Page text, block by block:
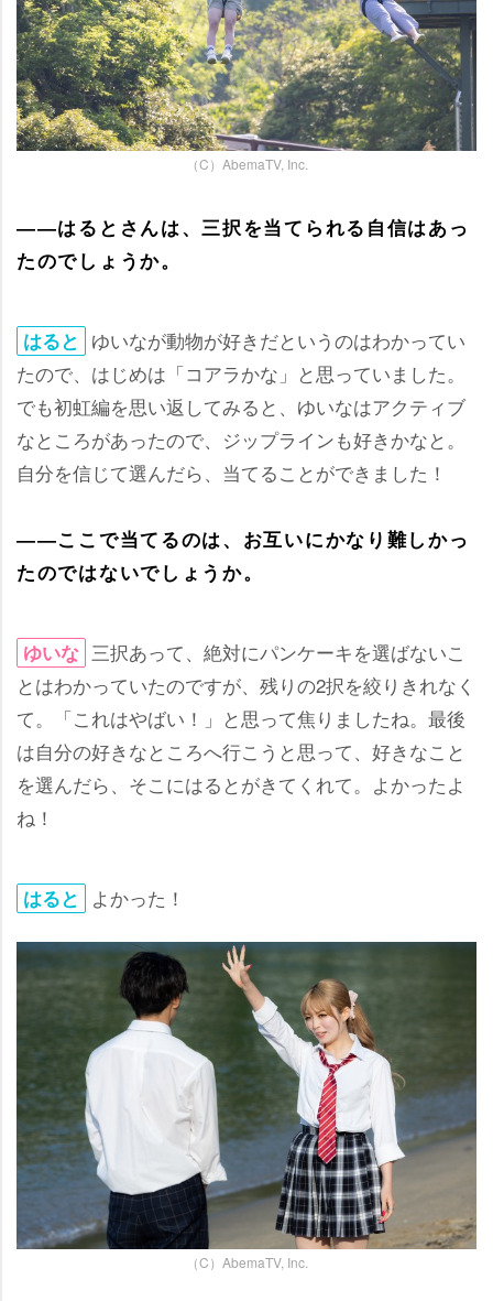
（C）AbemaTV, Inc.
――はるとさんは、三択を当てられる自信はあっ
たのでしょうか。
はると ゆいなが動物が好きだというのはわかってい
たので、はじめは「コアラかな」と思っていました。
でも初虹編を思い返してみると、ゆいなはアクティブ
なところがあったので、ジップラインも好きかなと。
自分を信じて選んだら、当てることができました！
――ここで当てるのは、お互いにかなり難しかっ
たのではないでしょうか。
ゆいな 三択あって、絶対にパンケーキを選ばないこ
とはわかっていたのですが、残りの2択を絞りきれなく
て。「これはやばい！」と思って焦りましたね。最後
は自分の好きなところへ行こうと思って、好きなこと
を選んだら、そこにはるとがきてくれて。よかったよ
ね！
はると よかった！
（C）AbemaTV, Inc.